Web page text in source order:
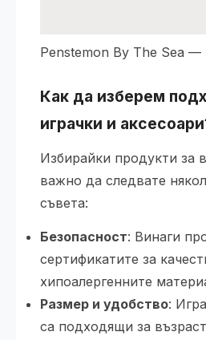
Penstemon By The Sea —
Как да изберем
играчки и
Избирайки продукти за
важно да следвате
съвета:
Безопасност: Винаги
сертификатите за
хипоалергенните
Размер и удобство:
са подходящи за